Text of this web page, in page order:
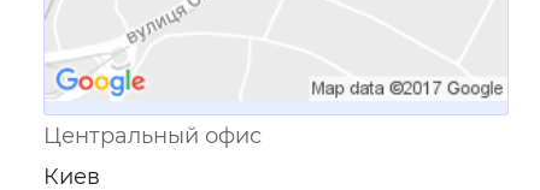
Центральный офис
Киев